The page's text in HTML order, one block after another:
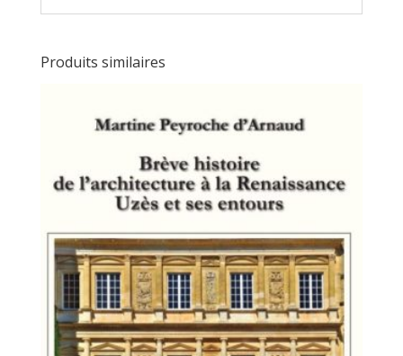
Produits similaires